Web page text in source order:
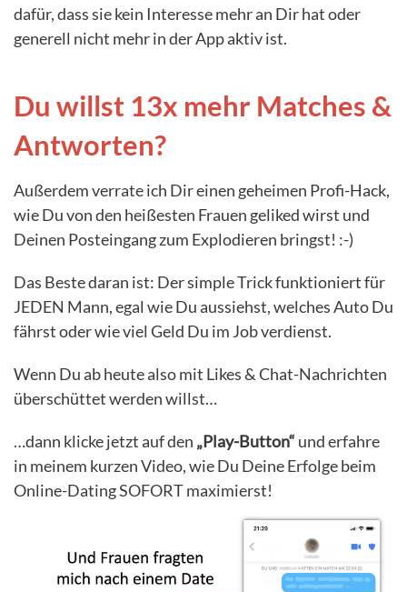
dafür, dass sie kein Interesse mehr an Dir hat oder
generell nicht mehr in der App aktiv ist.
Du willst 13x mehr Matches &
Antworten?
Außerdem verrate ich Dir einen geheimen Profi-Hack,
wie Du von den heißesten Frauen geliked wirst und
Deinen Posteingang zum Explodieren bringst! :-)
Das Beste daran ist: Der simple Trick funktioniert für
JEDEN Mann, egal wie Du aussiehst, welches Auto Du
fährst oder wie viel Geld Du im Job verdienst.
Wenn Du ab heute also mit Likes & Chat-Nachrichten
überschüttet werden willst…
…dann klicke jetzt auf den „Play-Button“ und erfahre
in meinem kurzen Video, wie Du Deine Erfolge beim
Online-Dating SOFORT maximierst!